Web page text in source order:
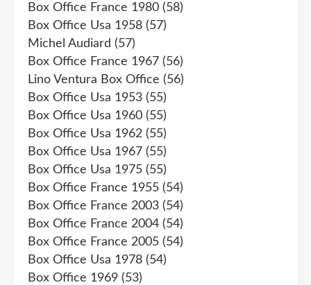
Box Office France 1980 (58)
Box Office Usa 1958 (57)
Michel Audiard (57)
Box Office France 1967 (56)
Lino Ventura Box Office (56)
Box Office Usa 1953 (55)
Box Office Usa 1960 (55)
Box Office Usa 1962 (55)
Box Office Usa 1967 (55)
Box Office Usa 1975 (55)
Box Office France 1955 (54)
Box Office France 2003 (54)
Box Office France 2004 (54)
Box Office France 2005 (54)
Box Office Usa 1978 (54)
Box Office 1969 (53)